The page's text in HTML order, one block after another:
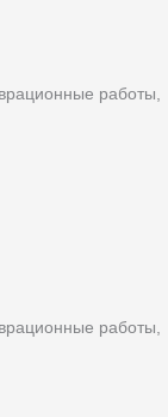
работы,
работы,